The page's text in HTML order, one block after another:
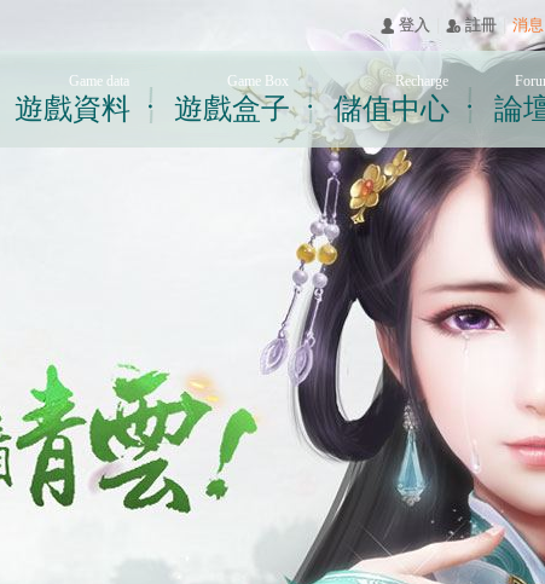
󰄭 登入 󰅍 註冊 消息
Game data
遊戲資料
Game Box
遊戲盒子
Recharge
儲值中心 論